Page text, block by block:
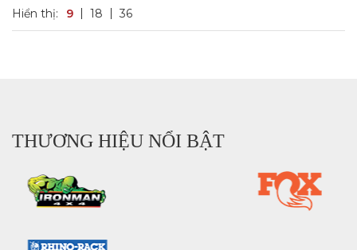
Hiển thị: 9 18 36
THƯƠNG HIỆU NỔI BẬT